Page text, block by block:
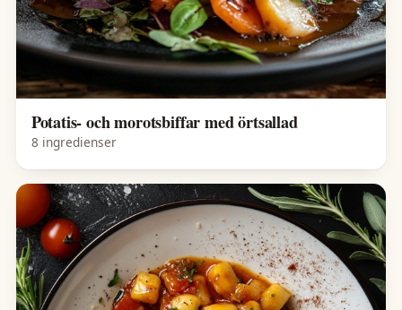
Potatis- och morotsbiffar med örtsallad
8 ingredienser